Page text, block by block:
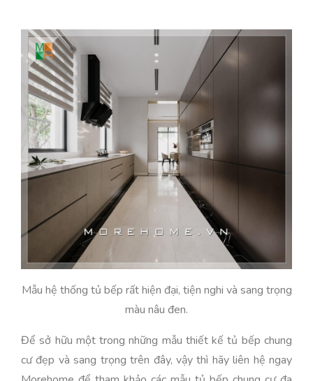
Mẫu hệ thống tủ bếp rất hiện đại, tiện nghi và sang trọng
màu nâu đen.
Để sở hữu một trong những mẫu thiết kế tủ bếp chung
cư đẹp và sang trọng trên đây, vậy thì hãy liên hệ ngay